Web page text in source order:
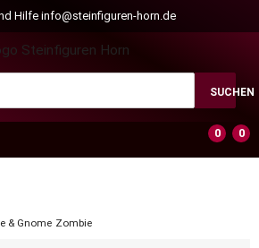
Hilfe info@steinfiguren-horn.de
SUCHEN
0
0
& Gnome Zombie